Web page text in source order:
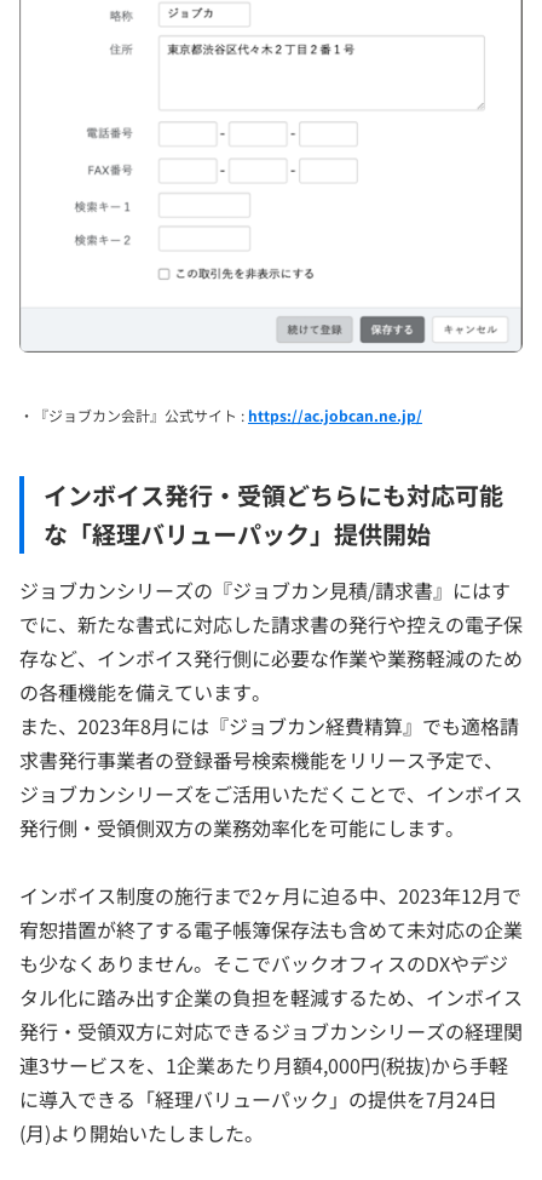
・『ジョブカン会計』公式サイト : https://ac.jobcan.ne.jp/
インボイス発行・受領どちらにも対応可能
な「経理バリューパック」提供開始
ジョブカンシリーズの『ジョブカン見積/請求書』にはす
でに、新たな書式に対応した請求書の発行や控えの電子保
存など、インボイス発行側に必要な作業や業務軽減のため
の各種機能を備えています。
また、2023年8月には『ジョブカン経費精算』でも適格請
求書発行事業者の登録番号検索機能をリリース予定で、
ジョブカンシリーズをご活用いただくことで、インボイス
発行側・受領側双方の業務効率化を可能にします。
インボイス制度の施行まで2ヶ月に迫る中、2023年12月で
宥恕措置が終了する電子帳簿保存法も含めて未対応の企業
も少なくありません。そこでバックオフィスのDXやデジ
タル化に踏み出す企業の負担を軽減するため、インボイス
発行・受領双方に対応できるジョブカンシリーズの経理関
連3サービスを、1企業あたり月額4,000円(税抜)から手軽
に導入できる「経理バリューパック」の提供を7月24日
(月)より開始いたしました。